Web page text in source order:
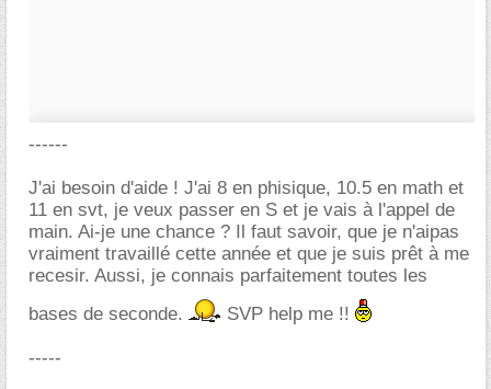
------
J'ai besoin d'aide ! J'ai 8 en phisique, 10.5 en math et
11 en svt, je veux passer en S et je vais à l'appel de
main. Ai-je une chance ? Il faut savoir, que je n'aipas
vraiment travaillé cette année et que je suis prêt à me
recesir. Aussi, je connais parfaitement toutes les
bases de seconde.
SVP help me !!
-----